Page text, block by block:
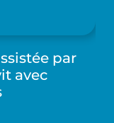
par
avec